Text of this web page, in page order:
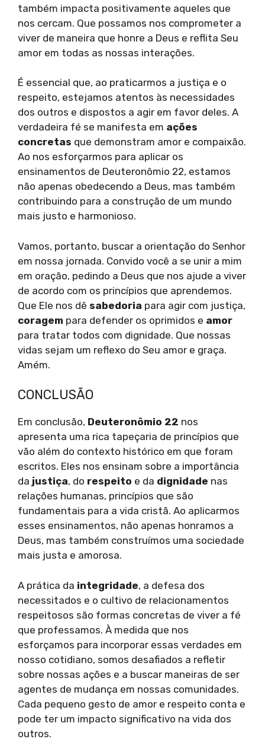
também impacta positivamente aqueles que
nos cercam. Que possamos nos comprometer a
viver de maneira que honre a Deus e reflita Seu
amor em todas as nossas interações.
É essencial que, ao praticarmos a justiça e o
respeito, estejamos atentos às necessidades
dos outros e dispostos a agir em favor deles. A
verdadeira fé se manifesta em ações
concretas que demonstram amor e compaixão.
Ao nos esforçarmos para aplicar os
ensinamentos de Deuteronômio 22, estamos
não apenas obedecendo a Deus, mas também
contribuindo para a construção de um mundo
mais justo e harmonioso.
Vamos, portanto, buscar a orientação do Senhor
em nossa jornada. Convido você a se unir a mim
em oração, pedindo a Deus que nos ajude a viver
de acordo com os princípios que aprendemos.
Que Ele nos dê sabedoria para agir com justiça,
coragem para defender os oprimidos e amor
para tratar todos com dignidade. Que nossas
vidas sejam um reflexo do Seu amor e graça.
Amém.
CONCLUSÃO
Em conclusão, Deuteronômio 22 nos
apresenta uma rica tapeçaria de princípios que
vão além do contexto histórico em que foram
escritos. Eles nos ensinam sobre a importância
da justiça, do respeito e da dignidade nas
relações humanas, princípios que são
fundamentais para a vida cristã. Ao aplicarmos
esses ensinamentos, não apenas honramos a
Deus, mas também construímos uma sociedade
mais justa e amorosa.
A prática da integridade, a defesa dos
necessitados e o cultivo de relacionamentos
respeitosos são formas concretas de viver a fé
que professamos. À medida que nos
esforçamos para incorporar essas verdades em
nosso cotidiano, somos desafiados a refletir
sobre nossas ações e a buscar maneiras de ser
agentes de mudança em nossas comunidades.
Cada pequeno gesto de amor e respeito conta e
pode ter um impacto significativo na vida dos
outros.